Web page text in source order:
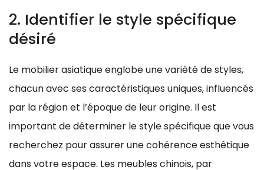
2. Identifier le style spécifique
désiré
Le mobilier asiatique englobe une variété de styles,
chacun avec ses caractéristiques uniques, influencés
par la région et l’époque de leur origine. Il est
important de déterminer le style spécifique que vous
recherchez pour assurer une cohérence esthétique
dans votre espace. Les meubles chinois, par